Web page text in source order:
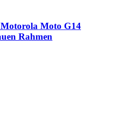
Moto G14
Rahmen